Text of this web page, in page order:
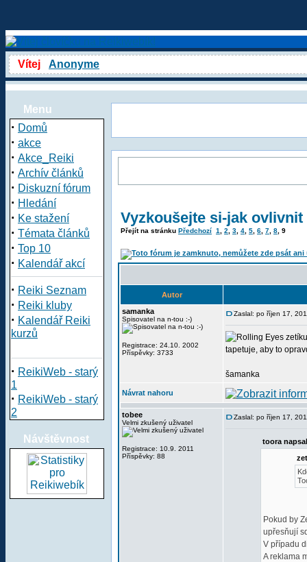
Vítej Anonyme
Menu
· Domů
· akce
· Akce_Reiki
· Archív článků
· Diskuzní fórum
· Hledání
· Ke stažení
· Témata článků
· Top 10
· Kalendář akcí
· Reiki Seznam
· Reiki kluby
· Kalendář Reiki
kurzů
· ReikiWeb - starý
1
· ReikiWeb - starý
2
Návštěvnost
Vyzkoušejte si-jak ovlivnit
Přejít na stránku Předchozí 1 2 3 4 5 6 7 8 9
Autor
samanka
Spisovatel na n-tou :-)
Registrace: 24.10. 2002
Příspěvky: 3733
Zaslal: po říjen 17,
tapetuje, aby to
šamanka
Návrat nahoru
tobee
Velmi zkušený uživatel
Registrace: 10.9. 2011
Příspěvky: 88
Zaslal: po říjen 17,
toora
Pokud by
upřesňují
V případu
A reklama